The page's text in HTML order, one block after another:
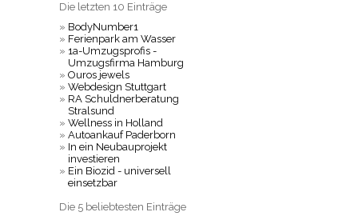
Die letzten 10 Einträge
» BodyNumber1
» Ferienpark am Wasser
» 1a-Umzugsprofis -
Umzugsfirma Hamburg
» Ouros jewels
» Webdesign Stuttgart
» RA Schuldnerberatung
Stralsund
» Wellness in Holland
» Autoankauf Paderborn
» In ein Neubauprojekt
investieren
» Ein Biozid - universell
einsetzbar
Die 5 beliebtesten Einträge